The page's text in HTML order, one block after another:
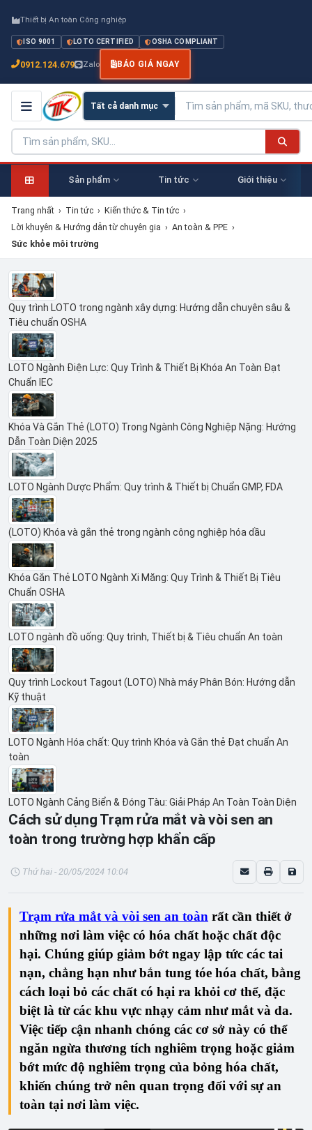
Thiết bị An toàn Công nghiệp
ISO 9001 LOTO CERTIFIED OSHA COMPLIANT
0912.124.679 Zalo BÁO GIÁ NGAY
Sản phẩm Tin tức Giới thiệu
Trang nhất › Tin tức › Kiến thức & Tin tức ›
Lời khuyên & Hướng dẫn từ chuyên gia › An toàn & PPE ›
Sức khỏe môi trường
Quy trình LOTO trong ngành xây dựng: Hướng dẫn chuyên sâu &
Tiêu chuẩn OSHA
LOTO Ngành Điện Lực: Quy Trình & Thiết Bị Khóa An Toàn Đạt
Chuẩn IEC
Khóa Và Gắn Thẻ (LOTO) Trong Ngành Công Nghiệp Nặng: Hướng
Dẫn Toàn Diện 2025
LOTO Ngành Dược Phẩm: Quy trình & Thiết bị Chuẩn GMP, FDA
(LOTO) Khóa và gắn thẻ trong ngành công nghiệp hóa dầu
Khóa Gắn Thẻ LOTO Ngành Xi Măng: Quy Trình & Thiết Bị Tiêu
Chuẩn OSHA
LOTO ngành đồ uống: Quy trình, Thiết bị & Tiêu chuẩn An toàn
Quy trình Lockout Tagout (LOTO) Nhà máy Phân Bón: Hướng dẫn
Kỹ thuật
LOTO Ngành Hóa chất: Quy trình Khóa và Gắn thẻ Đạt chuẩn An
toàn
LOTO Ngành Cảng Biển & Đóng Tàu: Giải Pháp An Toàn Toàn Diện
Cách sử dụng Trạm rửa mắt và vòi sen an
toàn trong trường hợp khẩn cấp
Thứ hai - 20/05/2024 10:04
Trạm rửa mắt và vòi sen an toàn rất cần thiết ở
những nơi làm việc có hóa chất hoặc chất độc
hại. Chúng giúp giảm bớt ngay lập tức các tai
nạn, chẳng hạn như bắn tung tóe hóa chất, bằng
cách loại bỏ các chất có hại ra khỏi cơ thể, đặc
biệt là từ các khu vực nhạy cảm như mắt và da.
Việc tiếp cận nhanh chóng các cơ sở này có thể
ngăn ngừa thương tích nghiêm trọng hoặc giảm
bớt mức độ nghiêm trọng của bỏng hóa chất,
khiến chúng trở nên quan trọng đối với sự an
toàn tại nơi làm việc.